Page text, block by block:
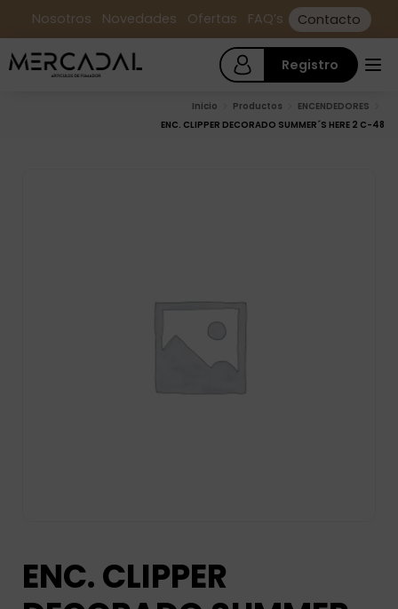
Nosotros Novedades Ofertas FAQ’s Contacto
Registro
Inicio Productos
ENCENDEDORES
ENC. CLIPPER DECORADO SUMMER´S HERE 2 C-48
ENC. CLIPPER